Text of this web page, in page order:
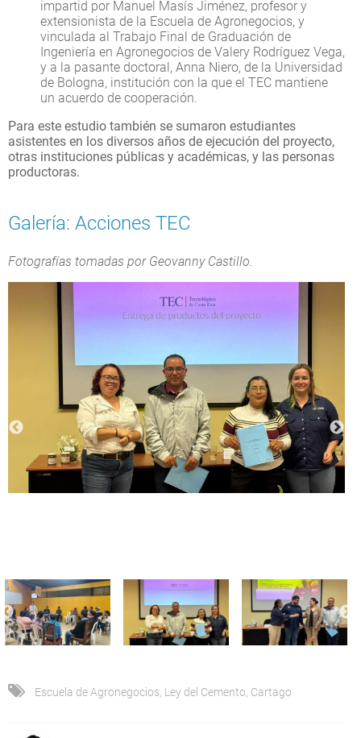
impartid por Manuel Masís Jiménez, profesor y
extensionista de la Escuela de Agronegocios, y
vinculada al Trabajo Final de Graduación de
Ingeniería en Agronegocios de Valery Rodríguez Vega,
y a la pasante doctoral, Anna Niero, de la Universidad
de Bologna, institución con la que el TEC mantiene
un acuerdo de cooperación.
Para este estudio también se sumaron estudiantes
asistentes en los diversos años de ejecución del proyecto,
otras instituciones públicas y académicas, y las personas
productoras.
Galería: Acciones TEC
Fotografías tomadas por Geovanny Castillo.
Escuela de Agronegocios Ley del Cemento Cartago